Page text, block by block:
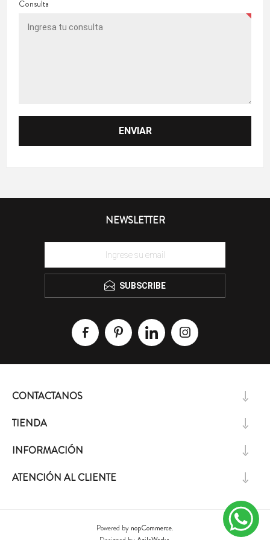
Consulta
NEWSLETTER
SUBSCRIBE
CONTACTANOS
TIENDA
INFORMACIÓN
ATENCIÓN AL CLIENTE
Powered by nopCommerce.